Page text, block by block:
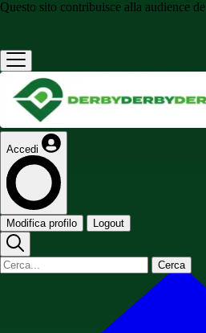
Questo sito contribuisce alla audience de
Accedi
Modifica profilo Logout
Cerca